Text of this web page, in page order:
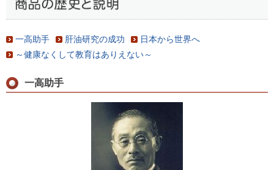
一高助手 肝油研究の成功
日本から世界へ
～健康なくして教育はありえない～
一高助手